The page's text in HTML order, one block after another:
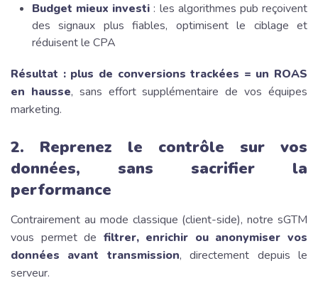
Budget mieux investi : les algorithmes pub reçoivent
des signaux plus fiables, optimisent le ciblage et
réduisent le CPA
Résultat : plus de conversions trackées = un ROAS
en hausse, sans effort supplémentaire de vos équipes
marketing.
2. Reprenez le contrôle sur vos
données, sans sacrifier la
performance
Contrairement au mode classique (client-side), notre sGTM
vous permet de filtrer, enrichir ou anonymiser vos
données avant transmission, directement depuis le
serveur.